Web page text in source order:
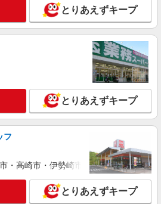
付き高齢者向け住宅での夜専介護士
：無資格22500円〜/有資格24300円〜 ※
験により異なる
県川越市
詳細を見る
新宿本社 第3営業部
機能での介護士
：1141円〜1370円 ※資格や経験などによ
川越市
詳細を見る
とりあえずキープ
とりあえずキープ
フ
・高崎市・伊勢崎市・太田市・館林市
とりあえずキープ